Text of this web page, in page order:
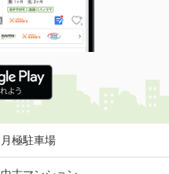
月極駐車場